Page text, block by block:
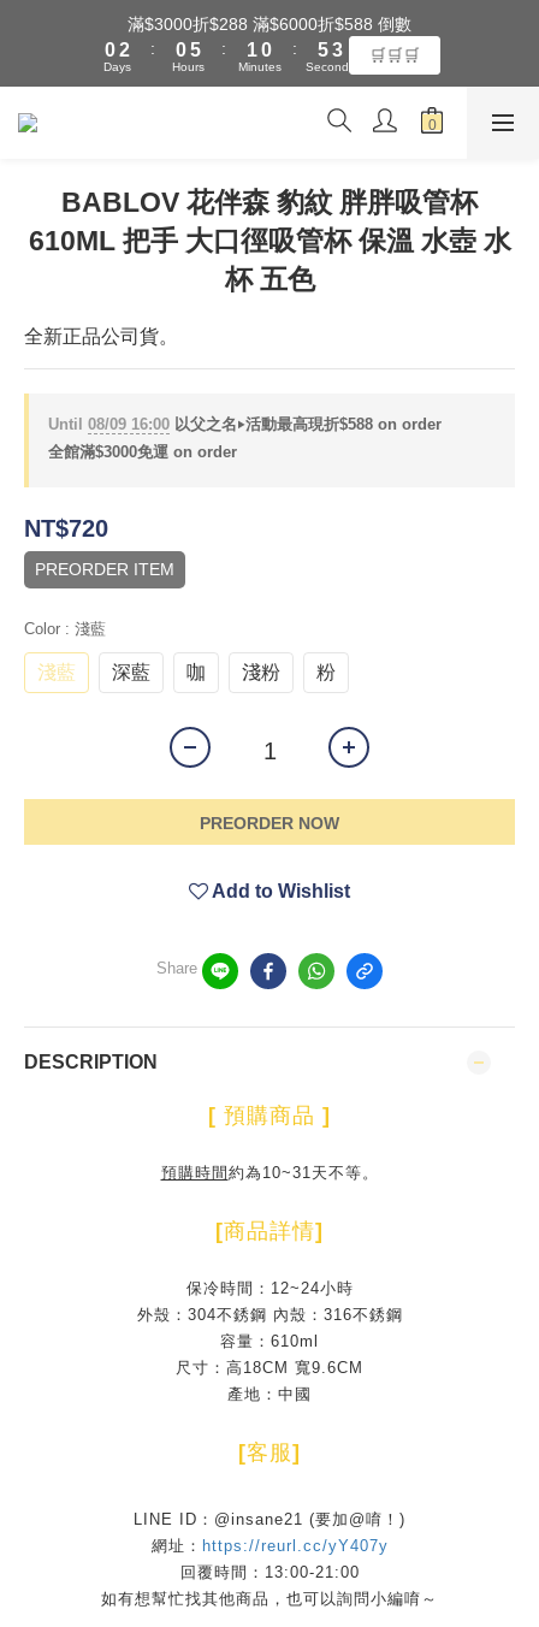
全館滿$3000享『超商』免運費
滿$3000折$288 滿$6000折$588 倒數
0
3
2
1
Days
:
1
0
6
5
4
Hours
:
2
1
0
1
0
Minutes
:
6
5
4
4
3
2
0
Seconds
🛒🛒🛒
全館滿$3000享『超商』免運費
BABLOV 花伴森 豹紋 胖胖吸管杯
610ML 把手 大口徑吸管杯 保溫 水壺 水
杯 五色
全新正品公司貨。
Until 08/09 16:00 以父之名‣活動最高現折$588 on order
全館滿$3000免運 on order
NT$720
PREORDER ITEM
Color : 淺藍
淺藍 深藍 咖 淺粉 粉
PREORDER NOW
Add to Wishlist
Share
DESCRIPTION
[ 預購商品 ]
預購時間 約為10~31天不等。
[商品詳情]
保冷時間：12~24小時
外殼：304不銹鋼 內殼：316不銹鋼
容量：610ml
尺寸：高18CM 寬9.6CM
產地：中國
[客服]
LINE ID：@insane21 (要加@唷！)
網址： https://reurl.cc/yY407y
回覆時間：13:00-21:00
如有想幫忙找其他商品，也可以詢問小編唷～